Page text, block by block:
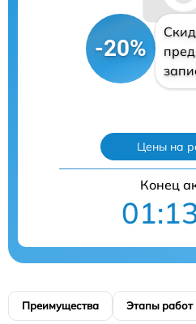
-20%
Цены на
Конец
Преимущества Этапы работ